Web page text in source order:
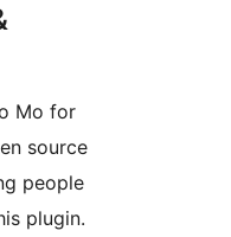
Mo for
source
people
plugin.